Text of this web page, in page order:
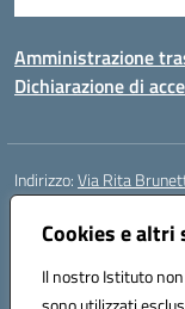
Cookies e
Il nostro Istituto
Amministrazione
Dichiarazione di
Indirizzo:Via Rita
Centralino:
Posta elettronica
Codice fiscale:
Codice meccanografico: